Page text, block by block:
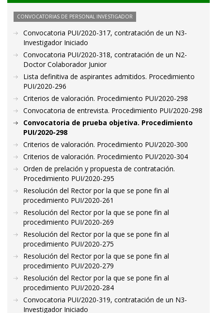
CONVOCATORIAS DE PERSONAL INVESTIGADOR
Convocatoria PUI/2020-317, contratación de un N3-
Investigador Iniciado
Convocatoria PUI/2020-318, contratación de un N2-
Doctor Colaborador Junior
Lista definitiva de aspirantes admitidos. Procedimiento
PUI/2020-296
Criterios de valoración. Procedimiento PUI/2020-298
Convocatoria de entrevista. Procedimiento PUI/2020-298
Convocatoria de prueba objetiva. Procedimiento
PUI/2020-298
Criterios de valoración. Procedimiento PUI/2020-300
Criterios de valoración. Procedimiento PUI/2020-304
Orden de prelación y propuesta de contratación.
Procedimiento PUI/2020-295
Resolución del Rector por la que se pone fin al
procedimiento PUI/2020-261
Resolución del Rector por la que se pone fin al
procedimiento PUI/2020-269
Resolución del Rector por la que se pone fin al
procedimiento PUI/2020-275
Resolución del Rector por la que se pone fin al
procedimiento PUI/2020-279
Resolución del Rector por la que se pone fin al
procedimiento PUI/2020-284
Convocatoria PUI/2020-319, contratación de un N3-
Investigador Iniciado